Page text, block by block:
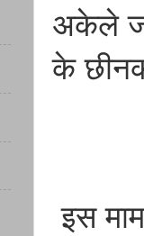
अकेले
के
इस